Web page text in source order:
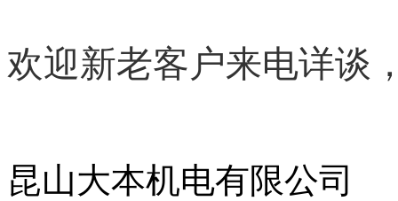
欢迎新老客户来电详谈
昆山大本机电有限公司